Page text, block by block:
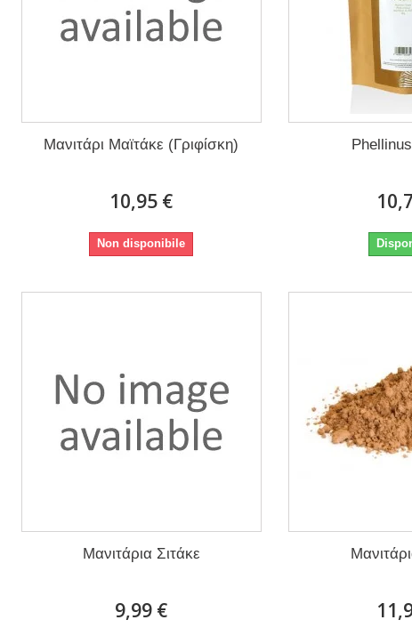
Μανιτάρι Μαϊτάκε (Γριφίσκη)
10,95 €
Non disponibile
Μανιτάρια Σιτάκε
9,99 €